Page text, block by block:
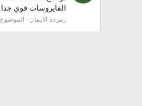
الفايروسات قوي جدا FilesIn هـــــــــــــــــــــــــــــنا...
زمرده الايمان الموضوع